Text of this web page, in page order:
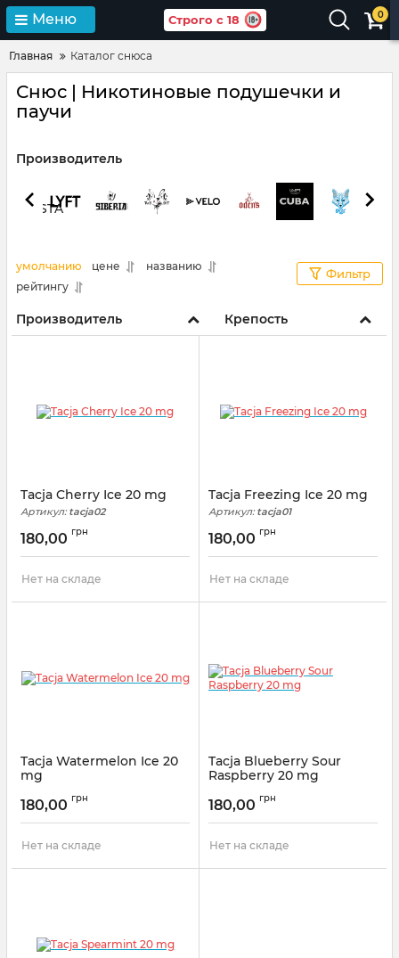
Меню Строго с 18 0
Главная Каталог снюса
Снюс | Никотиновые подушечки и
паучи
Производитель
умолчанию цене
названию
рейтингу
Фильтр
Производитель Крепость
Tacja Cherry Ice 20 mg
Артикул:tacja02
180,00 грн
Нет на складе
Tacja Freezing Ice 20 mg
Артикул:tacja01
180,00 грн
Нет на складе
Tacja Watermelon Ice 20
mg
180,00 грн
Нет на складе
Tacja Blueberry Sour
Raspberry 20 mg
180,00 грн
Нет на складе